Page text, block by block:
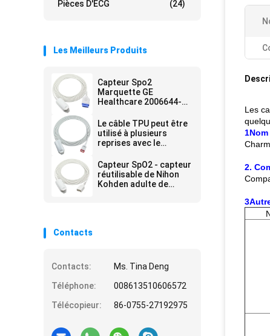
Pièces D'ECG (24)
Les Meilleurs Produits
Capteur Spo2
Marquette GE
Healthcare 2006644-
Le câble TPU peut être
utilisé à plusieurs
reprises avec le
4254 M20
Capteur SpO2 - capteur
réutilisable de Nihon
Kohden adulte de
Contacts
Contacts:
Ms. Tina Deng
Téléphone:
008613510606572
Télécopieur:
86-0755-27192975
Les
2.